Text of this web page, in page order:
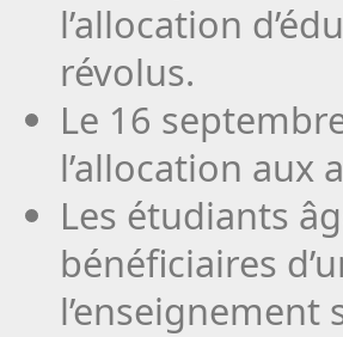
l’allocation
révolus.
Le 16
l’allocation aux
Les étudiants
bénéficiaires